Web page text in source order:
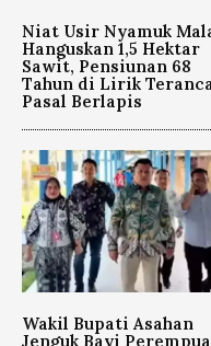
Niat Usir Nyamuk
Hanguskan 1,5 Hektar
Sawit, Pensiunan 68
Tahun di Lirik
Pasal Berlapis
Wakil Bupati Asahan
Jenguk Bayi